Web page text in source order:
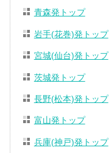
青森発トップ
岩手(花巻)発トップ
宮城(仙台)発トップ
茨城発トップ
長野(松本)発トップ
富山発トップ
兵庫(神戸)発トップ